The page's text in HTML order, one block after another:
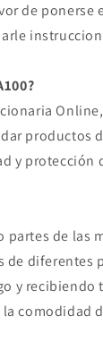
de ponerse
productos
y protección
partes de las
de diferentes
y recibiendo
comodidad